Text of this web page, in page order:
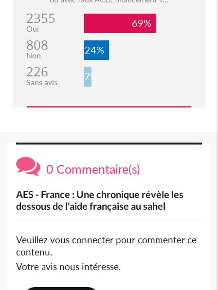
2355
Oui 69%
808
Non 24%
226
Sans avis 7%
0 Commentaire(s)
AES - France : Une chronique révèle les
dessous de l'aide française au sahel
Veuillez vous connecter pour commenter ce
contenu.
Votre avis nous intéresse.